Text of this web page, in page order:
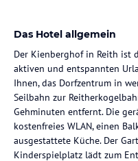
Das Hotel allgemein
Der Kienberghof in Reith ist
aktiven und entspannten
Ihnen, das Dorfzentrum in
Seilbahn zur
Gehminuten entfernt. Die
kostenfreies WLAN, einen
ausgestattete Küche. Der
Kinderspielplatz lädt zum